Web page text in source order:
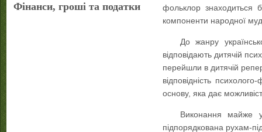
Фінанси, гроші та податки
фольклор знаходиться
компоненти народної
До жанру
відповідають дитячій
перейшли в дитячій
відповідність
основу, яка дає
Виконання майже
підпорядкована рухам-